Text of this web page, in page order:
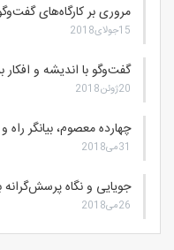
مروری بر کارگاه‌های
15جولای2018
گفت‌وگو با اندیشه‌ و
20ژوئن2018
چهارده معصوم، بیانگر
31می2018
جویایی و نگاه
26می2018